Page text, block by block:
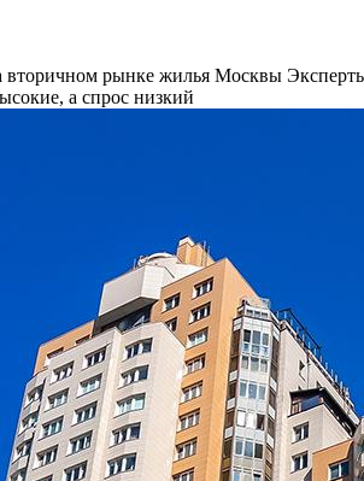
вторичном рынке жилья Москвы
а спрос низкий